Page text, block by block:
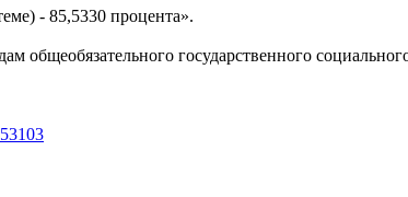
- 85,5330 процента».
общеобязательного государственного